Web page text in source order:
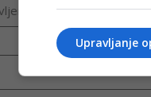
Sva polja su
Upravljanje